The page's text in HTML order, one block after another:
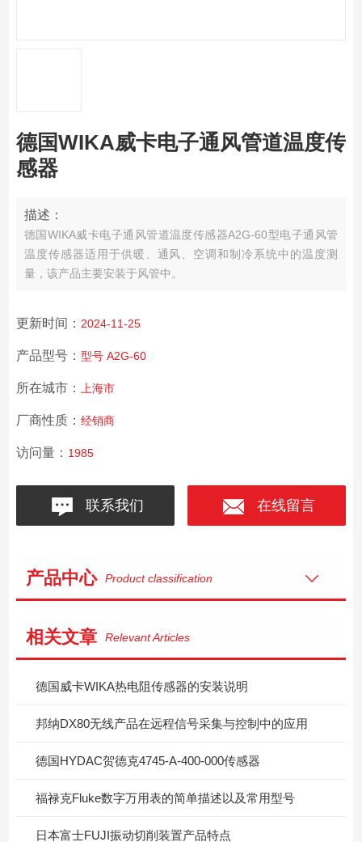
德国WIKA威卡电子通风管道温度传
感器
描述：
德国WIKA威卡电子通风管道温度传感器A2G-60型电子通风管
温度传感器适用于供暖、通风、空调和制冷系统中的温度测
量，该产品主要安装于风管中。
更新时间： 2024-11-25
产品型号： 型号 A2G-60
所在城市： 上海市
厂商性质： 经销商
访问量： 1985
联系我们 在线留言
产品中心 Product classification
相关文章 Relevant Articles
德国威卡WIKA热电阻传感器的安装说明
邦纳DX80无线产品在远程信号采集与控制中的应用
德国HYDAC贺德克4745-A-400-000传感器
福禄克Fluke数字万用表的简单描述以及常用型号
日本富士FUJI振动切削装置产品特点